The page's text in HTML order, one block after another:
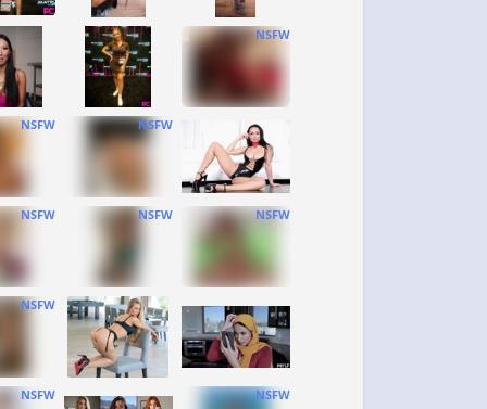
NSFW
NSFW NSFW
NSFW NSFW NSFW
NSFW
NSFW NSFW